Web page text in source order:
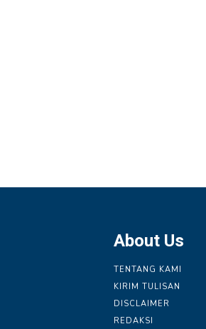
About Us
TENTANG KAMI
KIRIM TULISAN
DISCLAIMER
REDAKSI